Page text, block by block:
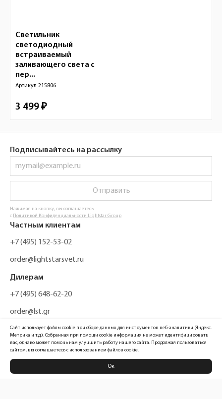
Светильник
светодиодный
встраиваемый
заливающего света с
пер...
Артикул 215806
3 499 ₽
Подписывайтесь на рассылку
Отправить
Нажимая на кнопку, вы соглашаетесь
с Политикой Конфиденциальности Lightstar Group
Частным клиентам
+7 (495) 152-53-02
order@lightstarsvet.ru
Дилерам
+7 (495) 648-62-20
order@lst.gr
Политика конфиденциальности
Сайт использует файлы cookie при сборе данных для инструментов веб-аналитики (Яндекс.
Метрика и т.д.). Собранная при помощи cookie информация не может идентифицировать
вас, однако может помочь нам улучшить работу нашего сайта. Продолжая пользоваться
сайтом, вы соглашаетесь с использованием файлов cookie.
Ок